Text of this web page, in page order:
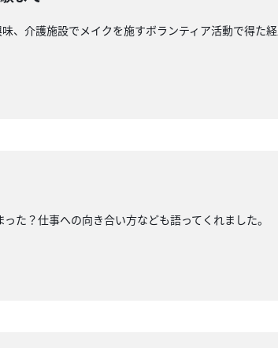
、介護施設でメイクを施すボランティア活動で得た
た？仕事への向き合い方なども語ってくれました。